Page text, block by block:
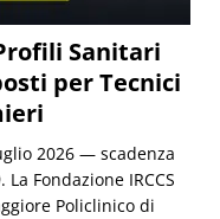
Sanitari
per Tecnici
2026 — scadenza
Fondazione IRCCS
Policlinico di